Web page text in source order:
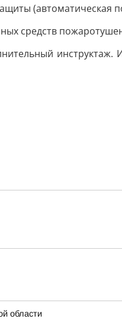
(автоматическая
средств
области